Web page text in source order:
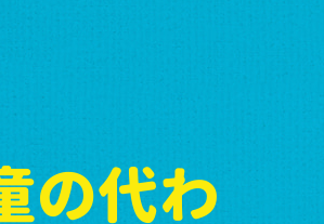
の代わ